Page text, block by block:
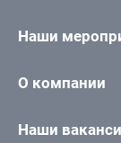
Наши
О компании
Наши